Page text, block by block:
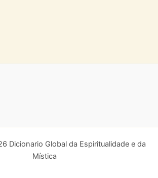
Dicionario Global da Espiritualidade e da
Mística